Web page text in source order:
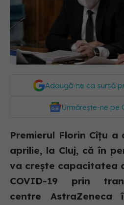
Adaugă-ne ca sursă
Urmărește-ne pe
Premierul Florin Cîţu a
aprilie, la Cluj, că în
va creşte capacitatea
COVID-19 prin
centre